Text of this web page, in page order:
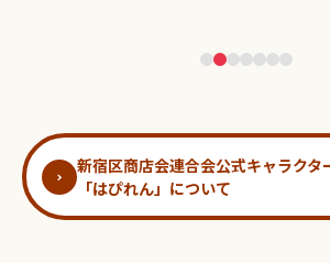
新宿区商店会連合会公式キャラクタ
「はぴれん」について